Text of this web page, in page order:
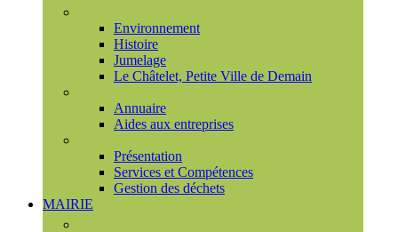
Environnement
Histoire
Jumelage
Le Châtelet, Petite Ville de Demain
Annuaire
Aides aux entreprises
Présentation
Services et Compétences
Gestion des déchets
MAIRIE